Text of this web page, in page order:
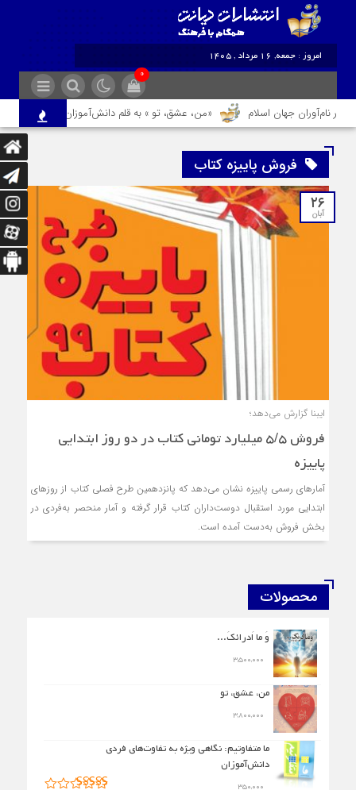
امروز : جمعه, ۱۶ مرداد , ۱۴۰۵
۰
نام‌آوران جهان اسلام «من، عشق، تو » به قلم دانش‌آموزان مشهدی روانه
فروش پاییزه کتاب
۲۶
آبان
ایبنا گزارش می‌دهد؛
فروش ۵/۵ میلیارد تومانی کتاب در دو روز ابتدایی
پاییزه
آمارهای رسمی پاییزه نشان می‌دهد که پانزدهمین طرح فصلی کتاب از روزهای
ابتدایی مورد استقبال دوست‌داران کتاب قرار گرفته و آمار منحصر به‌فردی در
بخش فروش به‌دست آمده است.
محصولات
وَ ما اَدرائکَ...
من، عشق، تو
ما متفاوتیم: نگاهی ویژه به تفاوت‌های فردی
دانش‌آموزان